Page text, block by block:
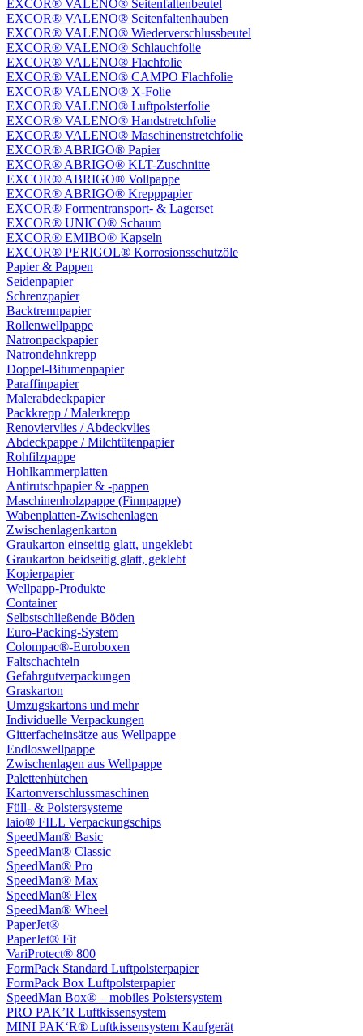
EXCOR® VALENO® Seitenfaltenbeutel
EXCOR® VALENO® Seitenfaltenhauben
EXCOR® VALENO® Wiederverschlussbeutel
EXCOR® VALENO® Schlauchfolie
EXCOR® VALENO® Flachfolie
EXCOR® VALENO® CAMPO Flachfolie
EXCOR® VALENO® X-Folie
EXCOR® VALENO® Luftpolsterfolie
EXCOR® VALENO® Handstretchfolie
EXCOR® VALENO® Maschinenstretchfolie
EXCOR® ABRIGO® Papier
EXCOR® ABRIGO® KLT-Zuschnitte
EXCOR® ABRIGO® Vollpappe
EXCOR® ABRIGO® Krepppapier
EXCOR® Formentransport- & Lagerset
EXCOR® UNICO® Schaum
EXCOR® EMIBO® Kapseln
EXCOR® PERIGOL® Korrosionsschutzöle
Papier & Pappen
Seidenpapier
Schrenzpapier
Backtrennpapier
Rollenwellpappe
Natronpackpapier
Natrondehnkrepp
Doppel-Bitumenpapier
Paraffinpapier
Malerabdeckpapier
Packkrepp / Malerkrepp
Renoviervlies / Abdeckvlies
Abdeckpappe / Milchtütenpapier
Rohfilzpappe
Hohlkammerplatten
Antirutschpapier & -pappen
Maschinenholzpappe (Finnpappe)
Wabenplatten-Zwischenlagen
Zwischenlagenkarton
Graukarton einseitig glatt, ungeklebt
Graukarton beidseitig glatt, geklebt
Kopierpapier
Wellpapp-Produkte
Container
Selbstschließende Böden
Euro-Packing-System
Colompac®-Euroboxen
Faltschachteln
Gefahrgutverpackungen
Graskarton
Umzugskartons und mehr
Individuelle Verpackungen
Gitterfacheinsätze aus Wellpappe
Endloswellpappe
Zwischenlagen aus Wellpappe
Palettenhütchen
Kartonverschlussmaschinen
Füll- & Polstersysteme
laio® FILL Verpackungschips
SpeedMan® Basic
SpeedMan® Classic
SpeedMan® Pro
SpeedMan® Max
SpeedMan® Flex
SpeedMan® Wheel
PaperJet®
PaperJet® Fit
VariProtect® 800
FormPack Standard Luftpolsterpapier
FormPack Box Luftpolsterpapier
SpeedMan Box® – mobiles Polstersystem
PRO PAK’R Luftkissensystem
MINI PAK‘R® Luftkissensystem Kaufgerät